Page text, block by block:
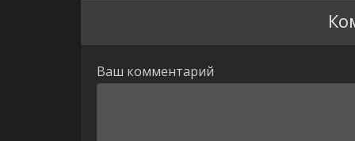
Ваш комментарий